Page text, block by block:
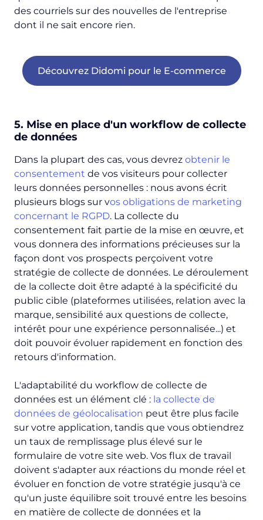
des courriels sur des nouvelles de l'entreprise
dont il ne sait encore rien.
Découvrez Didomi pour le E-commerce
5. Mise en place d'un workflow de collecte
de données
Dans la plupart des cas, vous devrez obtenir le
consentement de vos visiteurs pour collecter
leurs données personnelles : nous avons écrit
plusieurs blogs sur vos obligations de marketing
concernant le RGPD. La collecte du
consentement fait partie de la mise en œuvre, et
vous donnera des informations précieuses sur la
façon dont vos prospects perçoivent votre
stratégie de collecte de données. Le déroulement
de la collecte doit être adapté à la spécificité du
public cible (plateformes utilisées, relation avec la
marque, sensibilité aux questions de collecte,
intérêt pour une expérience personnalisée...) et
doit pouvoir évoluer rapidement en fonction des
retours d'information.
L'adaptabilité du workflow de collecte de
données est un élément clé : la collecte de
données de géolocalisation peut être plus facile
sur votre application, tandis que vous obtiendrez
un taux de remplissage plus élevé sur le
formulaire de votre site web. Vos flux de travail
doivent s'adapter aux réactions du monde réel et
évoluer en fonction de votre stratégie jusqu'à ce
qu'un juste équilibre soit trouvé entre les besoins
en matière de collecte de données et la